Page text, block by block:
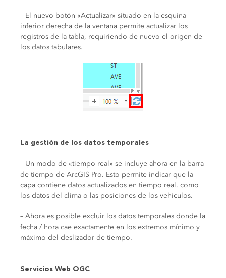
– El nuevo botón «Actualizar» situado en la esquina
inferior derecha de la ventana permite actualizar los
registros de la tabla, requiriendo de nuevo el origen de
los datos tabulares.
La gestión de los datos temporales
– Un modo de «tiempo real» se incluye ahora en la barra
de tiempo de ArcGIS Pro. Esto permite indicar que la
capa contiene datos actualizados en tiempo real, como
los datos del clima o las posiciones de los vehículos.
– Ahora es posible excluir los datos temporales donde la
fecha / hora cae exactamente en los extremos mínimo y
máximo del deslizador de tiempo.
Servicios Web OGC